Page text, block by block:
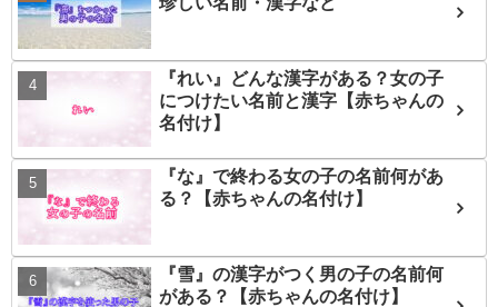
『れい』どんな漢字がある？女の子
につけたい名前と漢字【赤ちゃんの
名付け】
『な』で終わる女の子の名前何があ
る？【赤ちゃんの名付け】
『雪』の漢字がつく男の子の名前何
がある？【赤ちゃんの名付け】